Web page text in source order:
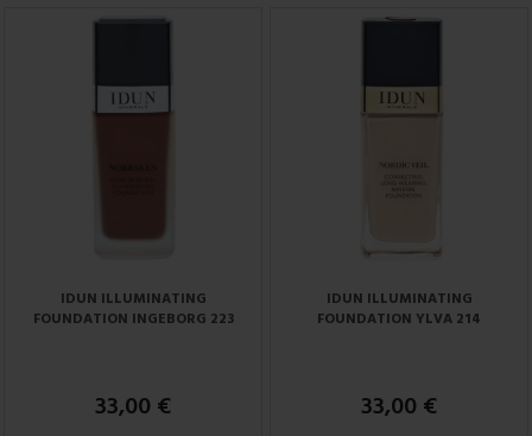
IDUN ILLUMINATING
FOUNDATION INGEBORG 223
33,00 €
IDUN ILLUMINATING
FOUNDATION YLVA 214
33,00 €